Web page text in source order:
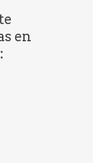
en